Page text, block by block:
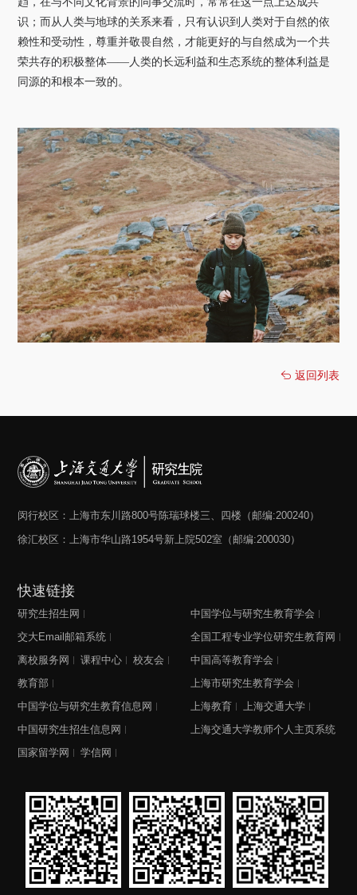
识；而从人类与地球的关系来看，只有认识到人类对于自然的依
赖性和受动性，尊重并敬畏自然，才能更好的与自然成为一个共
荣共存的积极整体——人类的长远利益和生态系统的整体利益是
同源的和根本一致的。
返回列表
闵行校区：上海市东川路800号陈瑞球楼三、四楼（邮编:200240）
徐汇校区：上海市华山路1954号新上院502室（邮编:200030）
快速链接
研究生招生网
交大Email邮箱系统
离校服务网
课程中心
校友会
教育部
中国学位与研究生教育信息网
中国研究生招生信息网
国家留学网
学信网
中国学位与研究生教育学会
全国工程专业学位研究生教育网
中国高等教育学会
上海市研究生教育学会
上海教育
上海交通大学
上海交通大学教师个人主页系统